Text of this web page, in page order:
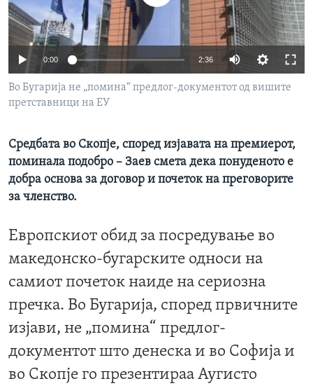
ИНТЕРВЈУА
Јазици
0:00 2:36
Во Бугарија не „помина“ предлог-документот од вишите
претставници на ЕУ
Средбата во Скопје, според изјавата на премиерот,
поминала подобро – Заев смета дека понуденото е
добра основа за договор и почеток на преговорите
за членство.
Европскиот обид за посредување во
македонско-бугарските односи на
самиот почеток наиде на сериозна
пречка. Во Бугарија, според првичните
изјави, не „помина“ предлог-
документот што денеска и во Софија и
во Скопје го презентираа Аугисто